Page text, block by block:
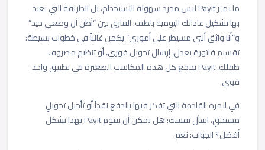
ما يميز Payit ليس مجرد سهولة الاستخدام، بل الطريقة التي يعيد
بها تشكيل عاداتك اليومية بلطف. الفارق بين “أظن أن وضعي جيد”
و”أنا واثق أنني مسيطر على أموري” يكمن غالباً في خطوات بسيطة:
تقسيم فاتورة بعدل، إرسال تحويل فوري، أو تنظيم مصروف
طفلك. Payit يجمع كل هذه المكاسب الصغيرة في تطبيق واحد
قوي.
في المرة القادمة التي تفكر فيها بالدفع نقداً أو تأجيل تحويلٍ
مستحقٍ، اسأل نفسك: هل يمكن أن يقوم Payit بهذا بشكل
أفضل؟ الجواب: نعم.